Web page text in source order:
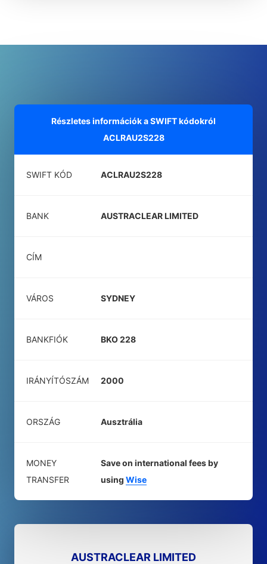
Részletes információk a SWIFT kódokról
ACLRAU2S228
SWIFT KÓD ACLRAU2S228
BANK AUSTRACLEAR LIMITED
CÍM
VÁROS SYDNEY
BANKFIÓK BKO 228
IRÁNYÍTÓSZÁM 2000
ORSZÁG Ausztrália
MONEY
TRANSFER
Save on international fees by
using Wise
AUSTRACLEAR LIMITED